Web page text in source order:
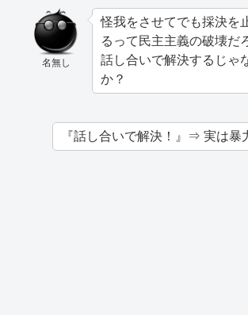
名無し
怪我をさせてでも採決を
るって民主主義の破壊だ
話し合いで解決するじゃ
か？
『話し合いで解決！』⇒ 実は暴